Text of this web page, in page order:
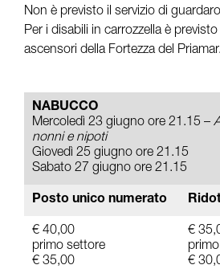
Non è previsto il servizio di
Per i disabili in carrozzella è
ascensori della Fortezza del Priamar.
NABUCCO
Mercoledì 23 giugno ore 21.15 –
nonni e nipoti
Giovedì 25 giugno ore 21.15
Sabato 27 giugno ore 21.15
Posto unico numerato
€ 40,00
primo settore
€ 35,00
€
€